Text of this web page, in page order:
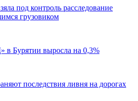
под контроль расследование
грузовиком
в Бурятии выросла на 0,3%
последствия ливня на дорогах